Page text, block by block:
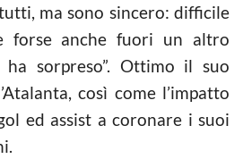
ma sono sincero: difficile
forse anche fuori un altro
sorpreso”. Ottimo il suo
così come l’impatto
ed assist a coronare i suoi